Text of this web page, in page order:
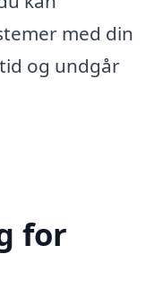
med din
og undgår
for